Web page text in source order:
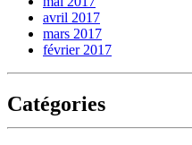
avril 2017
mars 2017
février 2017
Catégories